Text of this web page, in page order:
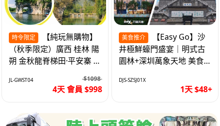
時令限定
（秋季限定）廣西 桂林 陽
朔 金秋龍脊梯田·平安寨 城
4天
JL-GWST04 $1098
4天 會員 $998
美食推介
井極鮮蠔門盛宴｜明式古
園林+深圳萬象天地 美食
DJS-SZSJ01X
1天 $48+